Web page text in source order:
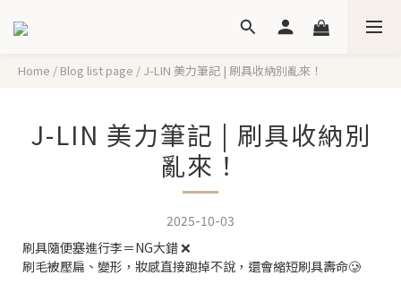
Home / Blog list page / J-LIN 美力筆記 | 刷具收納別亂來！
J-LIN 美力筆記 | 刷具收納別
亂來！
2025-10-03
刷具隨便塞進行李＝NG大錯 ❌
刷毛被壓扁、變形，妝感直接跑掉不說，還會縮短刷具壽命🥲